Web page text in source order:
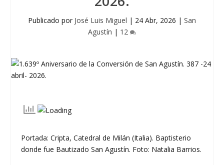
Publicado por José Luis Miguel | 24 Abr, 2026 | San
Agustín | 12
Portada: Cripta, Catedral de Milán (Italia). Baptisterio
donde fue Bautizado San Agustín. Foto: Natalia Barrios.